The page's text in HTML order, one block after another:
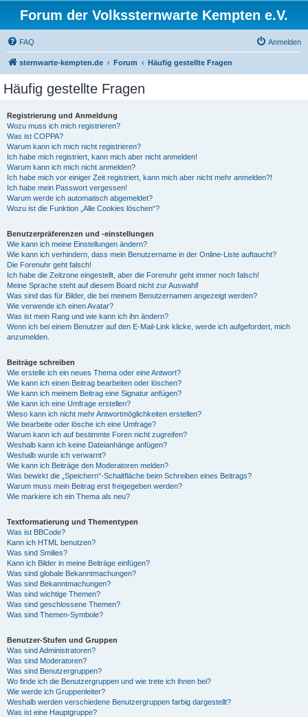
Forum der Volkssternwarte Kempten e.V.
FAQ Anmelden
sternwarte-kempten.de Forum Häufig gestellte Fragen
Häufig gestellte Fragen
Registrierung und Anmeldung
Wozu muss ich mich registrieren?
Was ist COPPA?
Warum kann ich mich nicht registrieren?
Ich habe mich registriert, kann mich aber nicht anmelden!
Warum kann ich mich nicht anmelden?
Ich habe mich vor einiger Zeit registriert, kann mich aber nicht mehr anmelden?!
Ich habe mein Passwort vergessen!
Warum werde ich automatisch abgemeldet?
Wozu ist die Funktion „Alle Cookies löschen“?
Benutzerpräferenzen und -einstellungen
Wie kann ich meine Einstellungen ändern?
Wie kann ich verhindern, dass mein Benutzername in der Online-Liste auftaucht?
Die Forenuhr geht falsch!
Ich habe die Zeitzone eingestellt, aber die Forenuhr geht immer noch falsch!
Meine Sprache steht auf diesem Board nicht zur Auswahl!
Was sind das für Bilder, die bei meinem Benutzernamen angezeigt werden?
Wie verwende ich einen Avatar?
Was ist mein Rang und wie kann ich ihn ändern?
Wenn ich bei einem Benutzer auf den E-Mail-Link klicke, werde ich aufgefordert, mich
anzumelden.
Beiträge schreiben
Wie erstelle ich ein neues Thema oder eine Antwort?
Wie kann ich einen Beitrag bearbeiten oder löschen?
Wie kann ich meinem Beitrag eine Signatur anfügen?
Wie kann ich eine Umfrage erstellen?
Wieso kann ich nicht mehr Antwortmöglichkeiten erstellen?
Wie bearbeite oder lösche ich eine Umfrage?
Warum kann ich auf bestimmte Foren nicht zugreifen?
Weshalb kann ich keine Dateianhänge anfügen?
Weshalb wurde ich verwarnt?
Wie kann ich Beiträge den Moderatoren melden?
Was bewirkt die „Speichern“-Schaltfläche beim Schreiben eines Beitrags?
Warum muss mein Beitrag erst freigegeben werden?
Wie markiere ich ein Thema als neu?
Textformatierung und Thementypen
Was ist BBCode?
Kann ich HTML benutzen?
Was sind Smilies?
Kann ich Bilder in meine Beiträge einfügen?
Was sind globale Bekanntmachungen?
Was sind Bekanntmachungen?
Was sind wichtige Themen?
Was sind geschlossene Themen?
Was sind Themen-Symbole?
Benutzer-Stufen und Gruppen
Was sind Administratoren?
Was sind Moderatoren?
Was sind Benutzergruppen?
Wo finde ich die Benutzergruppen und wie trete ich ihnen bei?
Wie werde ich Gruppenleiter?
Weshalb werden verschiedene Benutzergruppen farbig dargestellt?
Was ist eine Hauptgruppe?